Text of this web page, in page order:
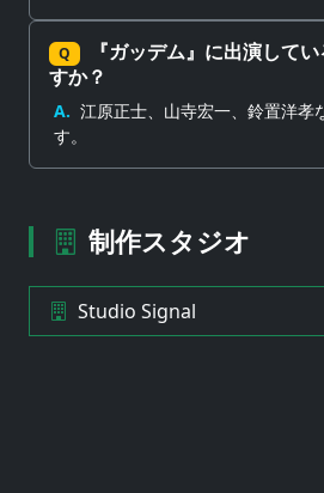
Q
『ガッデム』に出演して
すか？
A. 江原正士、山寺宏一、鈴置洋孝
す。
制作スタジオ
Studio Signal